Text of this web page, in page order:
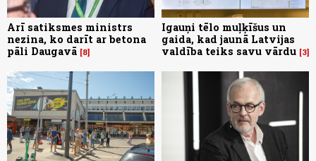
Arī satiksmes ministrs
nezina, ko darīt ar betona
pāli Daugavā 8
Igauņi tēlo muļķīšus un
gaida, kad jaunā Latvijas
valdība teiks savu vārdu 3